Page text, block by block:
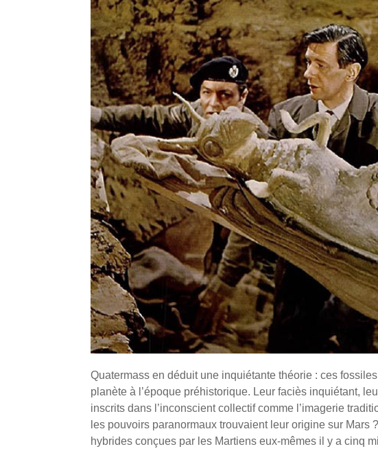
Quatermass en déduit une inquiétante théorie : ces
planète à l’époque préhistorique. Leur faciès inquiétant,
inscrits dans l’inconscient collectif comme l’imagerie
les pouvoirs paranormaux trouvaient leur origine sur Mars
hybrides conçues par les Martiens eux-mêmes il y a cinq